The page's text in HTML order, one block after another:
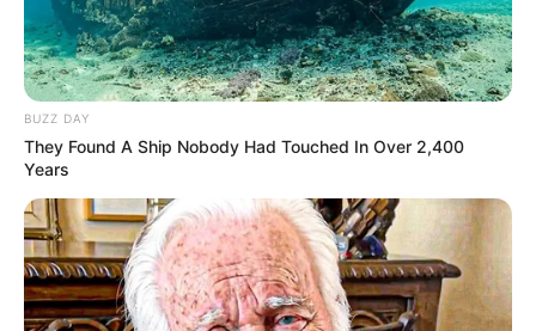
BUZZ DAY
They Found A Ship Nobody Had Touched In Over 2,400
Years